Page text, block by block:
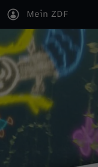
Mein ZDF